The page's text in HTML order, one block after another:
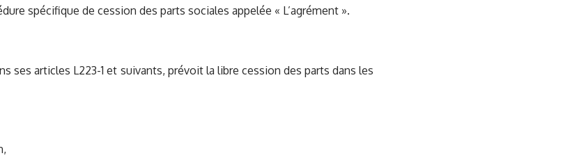
spécifique de cession des parts sociales appelée « L’agrément ».
ses articles L223-1 et suivants, prévoit la libre cession des parts dans les